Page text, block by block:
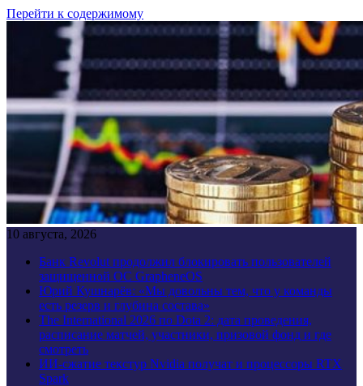
Перейти к содержимому
10 августа, 2026
Банк Revolut продолжил блокировать пользователей
защищенной ОС GrapheneOS
Юрий Кушнарёв: «Мы довольны тем, что у команды
есть резерв и глубина состава»
The International 2026 по Dota 2: дата проведения,
расписание матчей, участники, призовой фонд и где
смотреть
ИИ-сжатие текстур Nvidia получат и процессоры RTX
Spark